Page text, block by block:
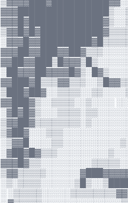
▓▓███▓▒░░▒▒▒▒░░▒░░░░
░